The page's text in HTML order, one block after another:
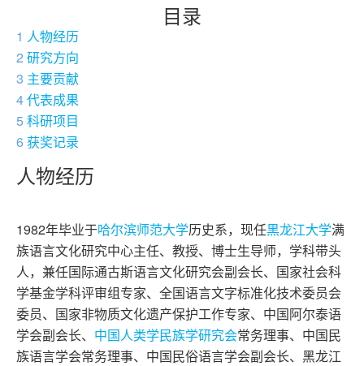
目录
1 人物经历
2 研究方向
3 主要贡献
4代表成果
5 科研项目
6获奖记录
人物经历
1982年毕业于哈尔滨师范大学历史系，现任黑龙江大学满
族语言文化研究中心主任、教授、博士生导师，学科带头
人，兼任国际通古斯语言文化研究会副会长、国家社会科
学基金学科评审组专家、全国语言文字标准化技术委员会
委员、国家非物质文化遗产保护工作专家、中国阿尔泰语
学会副会长、 中国人类学民族学研究会常务理事、中国民
族语言学会常务理事、中国民俗语言学会副会长、黑龙江